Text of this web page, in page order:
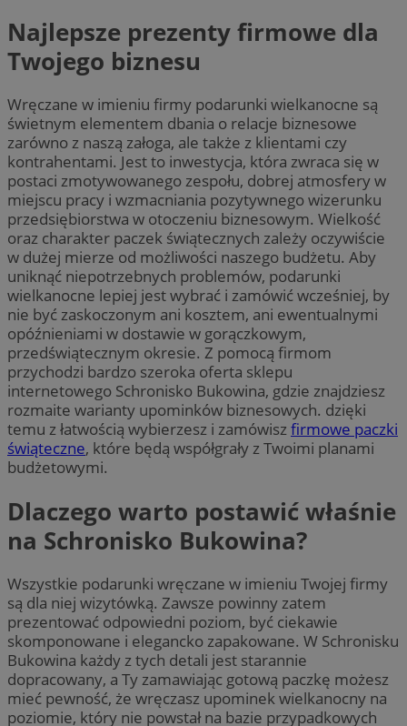
Najlepsze prezenty firmowe dla
Twojego biznesu
Wręczane w imieniu firmy podarunki wielkanocne są
świetnym elementem dbania o relacje biznesowe
zarówno z naszą załoga, ale także z klientami czy
kontrahentami. Jest to inwestycja, która zwraca się w
postaci zmotywowanego zespołu, dobrej atmosfery w
miejscu pracy i wzmacniania pozytywnego wizerunku
przedsiębiorstwa w otoczeniu biznesowym. Wielkość
oraz charakter paczek świątecznych zależy oczywiście
w dużej mierze od możliwości naszego budżetu. Aby
uniknąć niepotrzebnych problemów, podarunki
wielkanocne lepiej jest wybrać i zamówić wcześniej, by
nie być zaskoczonym ani kosztem, ani ewentualnymi
opóźnieniami w dostawie w gorączkowym,
przedświątecznym okresie. Z pomocą firmom
przychodzi bardzo szeroka oferta sklepu
internetowego Schronisko Bukowina, gdzie znajdziesz
rozmaite warianty upominków biznesowych. dzięki
temu z łatwością wybierzesz i zamówiszfirmowe paczki
świąteczne, które będą współgrały z Twoimi planami
budżetowymi.
Dlaczego warto postawić właśnie
na Schronisko Bukowina?
Wszystkie podarunki wręczane w imieniu Twojej firmy
są dla niej wizytówką. Zawsze powinny zatem
prezentować odpowiedni poziom, być ciekawie
skomponowane i elegancko zapakowane. W Schronisku
Bukowina każdy z tych detali jest starannie
dopracowany, a Ty zamawiając gotową paczkę możesz
mieć pewność, że wręczasz upominek wielkanocny na
poziomie, który nie powstał na bazie przypadkowych